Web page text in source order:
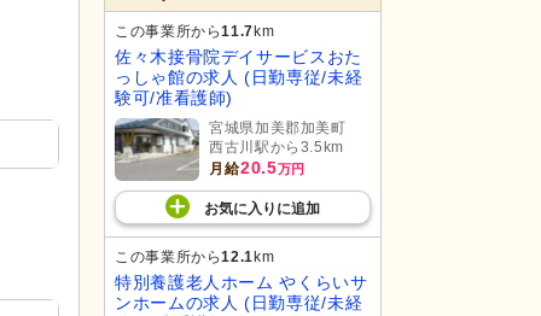
この事業所から11.7km
佐々木接骨院デイサービスおた
っしゃ館の求人 (日勤専従/未経
験可/准看護師)
宮城県加美郡加美町
西古川駅から3.5km
月給20.5万円
お気に入り に追加
この事業所から12.1 km
特別養護老人ホーム やくらいサ
ンホームの求人 (日勤専従/未経